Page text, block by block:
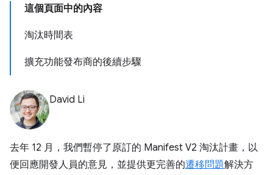
這個頁面中的內容
淘汰時間表
擴充功能發布商的後續步驟
David Li
去年 12 月，我們暫停了原訂的 Manifest V2 淘汰計畫，以
便回應開發人員的意見，並提供更完善的遷移問題解決方